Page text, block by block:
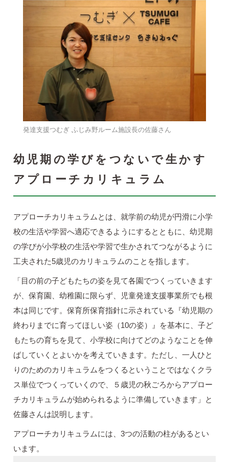
発達支援つむぎ ふじみ野ルーム施設長の佐藤さん
幼児期の学びをつないで生かす
アプローチカリキュラム
アプローチカリキュラムとは、就学前の幼児が円滑に小学
校の生活や学習へ適応できるようにするとともに、幼児期
の学びが小学校の生活や学習で生かされてつながるように
工夫された5歳児のカリキュラムのことを指します。
「目の前の子どもたちの姿を見て各園でつくっていきます
が、保育園、幼稚園に限らず、児童発達支援事業所でも根
本は同じです。保育所保育指針に示されている『幼児期の
終わりまでに育ってほしい姿（10の姿）』を基本に、子ど
もたちの育ちを見て、小学校に向けてどのようなことを伸
ばしていくとよいかを考えていきます。ただし、一人ひと
りのためのカリキュラムをつくるということではなくクラ
ス単位でつくっていくので、５歳児の秋ごろからアプロー
チカリキュラムが始められるように準備していきます」と
佐藤さんは説明します。
アプローチカリキュラムには、3つの活動の柱があるとい
います。